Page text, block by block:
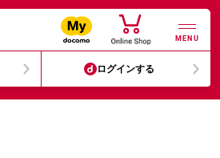
MENU
ログインする